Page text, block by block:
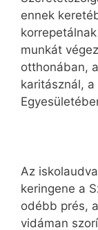
ennek
munkát
otthonában,
karitásznál,
Az
keringene a
odébb prés,
vidáman